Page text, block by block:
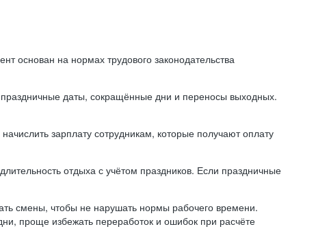
основан на нормах трудового законодательства
праздничные даты, сокращённые дни и переносы выходных.
зарплату сотрудникам, которые получают оплату
отдыха с учётом праздников. Если праздничные
смены, чтобы не нарушать нормы рабочего времени.
проще избежать переработок и ошибок при расчёте